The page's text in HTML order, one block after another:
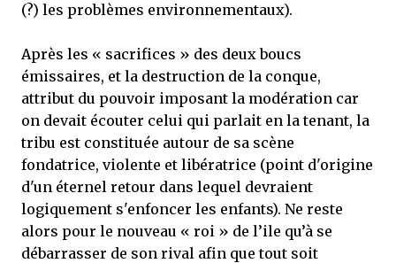
(?) les problèmes environnementaux).
Après les « sacrifices » des deux boucs
émissaires, et la destruction de la conque,
attribut du pouvoir imposant la modération car
on devait écouter celui qui parlait en la tenant, la
tribu est constituée autour de sa scène
fondatrice, violente et libératrice (point d'origine
d'un éternel retour dans lequel devraient
logiquement s'enfoncer les enfants). Ne reste
alors pour le nouveau « roi » de l’ile qu’à se
débarrasser de son rival afin que tout soit